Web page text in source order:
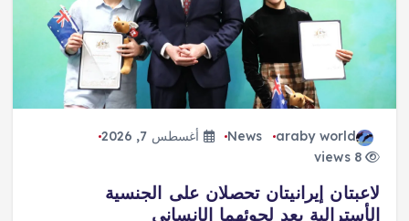
araby world
News
أغسطس 7, 2026
8 views
لاعبتان إيرانيتان تحصلان على الجنسية
الأسترالية بعد لجوئهما الإنساني